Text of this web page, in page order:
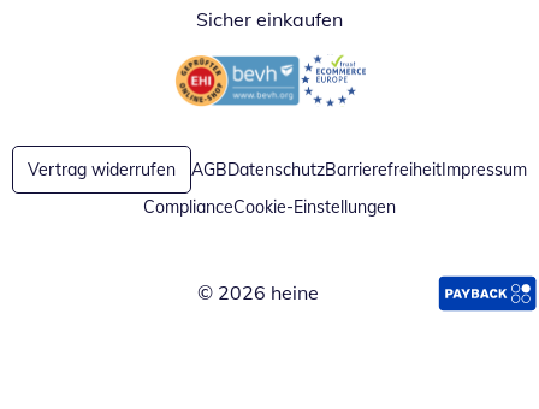
Sicher einkaufen
Öffnet in neuem FensterÖffnet in neuem Fenster
Vertrag widerrufen AGBDatenschutzBarrierefreiheitImpressum
ComplianceCookie-Einstellungen
© 2026 heine